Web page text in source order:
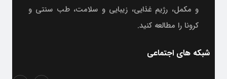
و مکمل، رژیم غذایی، زیبایی و سلامت، طب سنتی و
کرونا را مطالعه کنید.
شبکه های اجتماعی